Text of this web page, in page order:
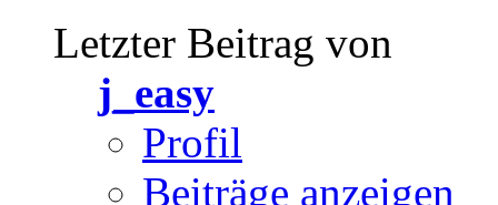
Letzter Beitrag von
j_easy
Profil
Beiträge anzeigen